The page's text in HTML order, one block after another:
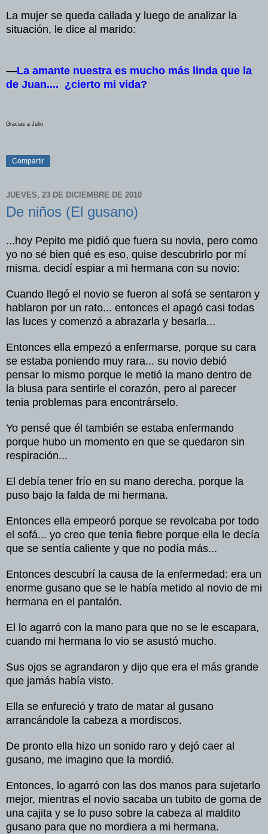
La mujer se queda callada y luego de analizar la
situación, le dice al marido:
—La amante nuestra es mucho más linda que la
de Juan.... ¿cierto mi vida?
Gracias a Julio
Compartir
JUEVES, 23 DE DICIEMBRE DE 2010
De niños (El gusano)
...hoy Pepito me pidió que fuera su novia, pero como
yo no sé bien qué es eso, quise descubrirlo por mí
misma. decidí espiar a mi hermana con su novio:
Cuando llegó el novio se fueron al sofá se sentaron y
hablaron por un rato... entonces el apagó casi todas
las luces y comenzó a abrazarla y besarla...
Entonces ella empezó a enfermarse, porque su cara
se estaba poniendo muy rara... su novio debió
pensar lo mismo porque le metió la mano dentro de
la blusa para sentirle el corazón, pero al parecer
tenia problemas para encontrárselo.
Yo pensé que él también se estaba enfermando
porque hubo un momento en que se quedaron sin
respiración...
El debía tener frío en su mano derecha, porque la
puso bajo la falda de mi hermana.
Entonces ella empeoró porque se revolcaba por todo
el sofá... yo creo que tenía fiebre porque ella le decía
que se sentía caliente y que no podía más...
Entonces descubrí la causa de la enfermedad: era un
enorme gusano que se le había metido al novio de mi
hermana en el pantalón.
El lo agarró con la mano para que no se le escapara,
cuando mi hermana lo vio se asustó mucho.
Sus ojos se agrandaron y dijo que era el más grande
que jamás había visto.
Ella se enfureció y trato de matar al gusano
arrancándole la cabeza a mordiscos.
De pronto ella hizo un sonido raro y dejó caer al
gusano, me imagino que la mordió.
Entonces, lo agarró con las dos manos para sujetarlo
mejor, mientras el novio sacaba un tubito de goma de
una cajita y se lo puso sobre la cabeza al maldito
gusano para que no mordiera a mi hermana.